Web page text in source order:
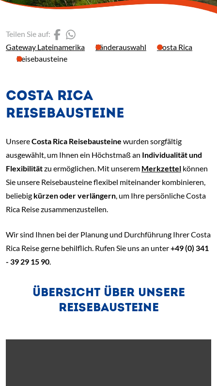
Gateway Lateinamerika Länderauswahl
Costa Rica
Reisebausteine
Teilen Sie auf: (Link öffnet einen neuen
COSTA RICA
REISEBAUSTEINE
UnsereCosta Rica Reisebausteine wurden sorgfältig
ausgewählt, um Ihnen ein Höchstmaß an Individualität und
Flexibilitätzu ermöglichen. Mit unserem Merkzettel können
Sie unsere Reisebausteine flexibel miteinander kombinieren,
beliebig kürzen oder verlängern, um Ihre persönliche Costa
Rica Reise zusammenzustellen.
Wir sind Ihnen bei der Planung und Durchführung Ihrer Costa
Rica Reise gerne behilflich. Rufen Sie uns an unter+49 (0) 341
- 39 29 15 90.
ÜBERSICHT ÜBER UNSERE
REISEBAUSTEINE